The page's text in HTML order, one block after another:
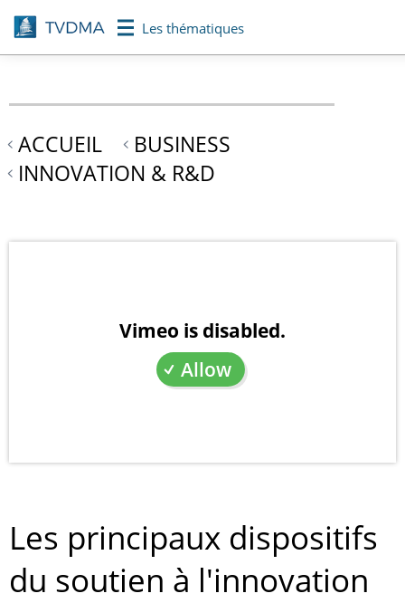
Aller
au
contenu
Les thématiques
ACCUEIL
BUSINESS
INNOVATION & R&D
Vimeo is disabled.
Allow
Les principaux dispositifs
du soutien à l'innovation